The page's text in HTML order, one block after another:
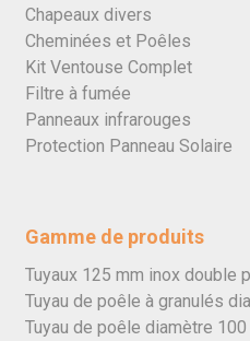
Chapeaux divers
Cheminées et Poêles
Kit Ventouse Complet
Filtre à fumée
Panneaux infrarouges
Protection Panneau Solaire
Gamme de produits
Tuyaux 125 mm inox double
Tuyau de poêle à granulés
Tuyau de poêle diamètre 100